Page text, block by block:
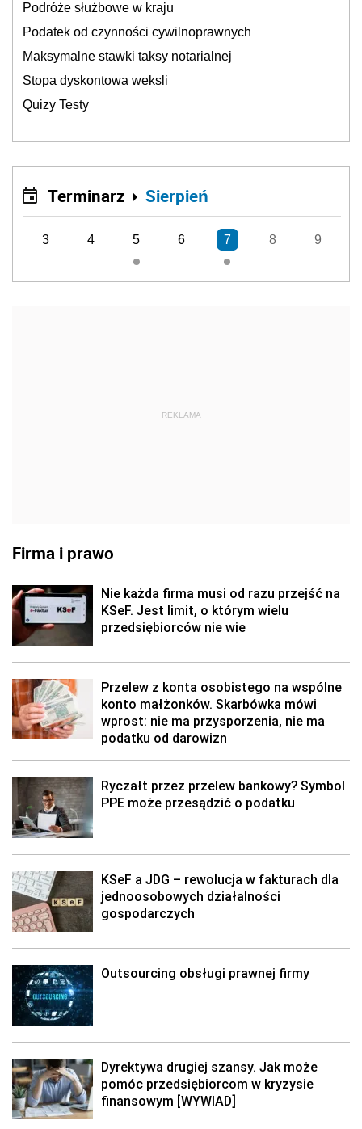
Podróże służbowe w kraju
Podatek od czynności cywilnoprawnych
Maksymalne stawki taksy notarialnej
Stopa dyskontowa weksli
Quizy Testy
Terminarz Sierpień
3 4 5 6 7 8 9
REKLAMA
Firma i prawo
Nie każda firma musi od razu przejść na
KSeF. Jest limit, o którym wielu
przedsiębiorców nie wie
Przelew z konta osobistego na wspólne
konto małżonków. Skarbówka mówi
wprost: nie ma przysporzenia, nie ma
podatku od darowizn
Ryczałt przez przelew bankowy? Symbol
PPE może przesądzić o podatku
KSeF a JDG – rewolucja w fakturach dla
jednoosobowych działalności
gospodarczych
Outsourcing obsługi prawnej firmy
Dyrektywa drugiej szansy. Jak może
pomóc przedsiębiorcom w kryzysie
finansowym [WYWIAD]